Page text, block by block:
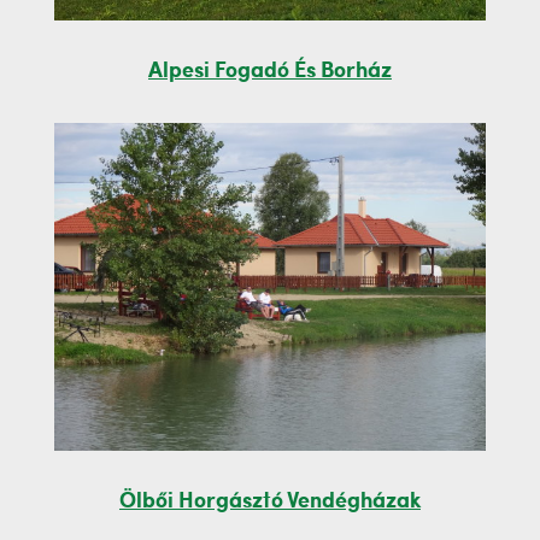
Alpesi Fogadó És Borház
Ölbői Horgásztó Vendégházak